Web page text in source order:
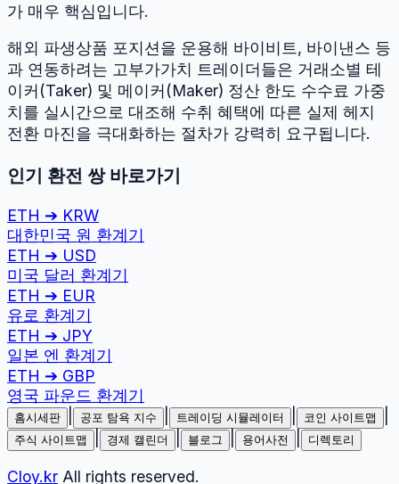
가 매우 핵심입니다.
해외 파생상품 포지션을 운용해 바이비트, 바이낸스 등
과 연동하려는 고부가가치 트레이더들은 거래소별 테
이커(Taker) 및 메이커(Maker) 정산 한도 수수료 가중
치를 실시간으로 대조해 수취 혜택에 따른 실제 헤지
전환 마진을 극대화하는 절차가 강력히 요구됩니다.
인기 환전 쌍 바로가기
ETH ➔ KRW
대한민국 원 환계기
ETH ➔ USD
미국 달러 환계기
ETH ➔ EUR
유로 환계기
ETH ➔ JPY
일본 엔 환계기
ETH ➔ GBP
영국 파운드 환계기
홈시세판 공포 탐욕 지수 트레이딩 시뮬레이터 코인 사이트맵
주식 사이트맵 경제 캘린더 블로그 용어사전 디렉토리
Cloy.kr All rights reserved.